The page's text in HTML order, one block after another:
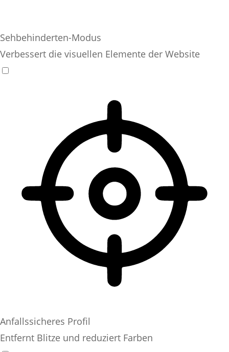
Sehbehinderten-Modus
Verbessert die visuellen Elemente der Website
Anfallssicheres Profil
Entfernt Blitze und reduziert Farben